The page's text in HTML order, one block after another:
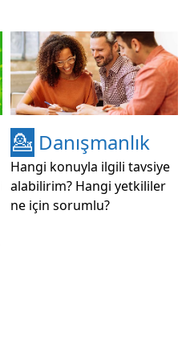
💁 Danışmanlık
Hangi konuyla ilgili tavsiye
alabilirim? Hangi yetkililer
ne için sorumlu?